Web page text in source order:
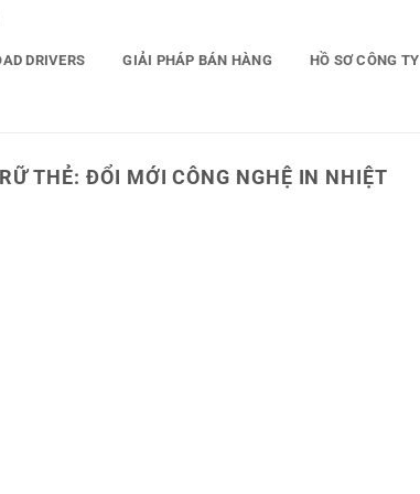
DRIVERS GIẢI PHÁP BÁN HÀNG HỒ SƠ CÔNG TY
THẺ:ĐỔI MỚI CÔNG NGHỆ IN NHIỆT